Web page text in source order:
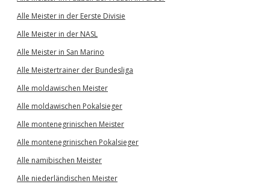
Alle Meister in der Eerste Divisie
Alle Meister in der NASL
Alle Meister in San Marino
Alle Meistertrainer der Bundesliga
Alle moldawischen Meister
Alle moldawischen Pokalsieger
Alle montenegrinischen Meister
Alle montenegrinischen Pokalsieger
Alle namibischen Meister
Alle niederländischen Meister